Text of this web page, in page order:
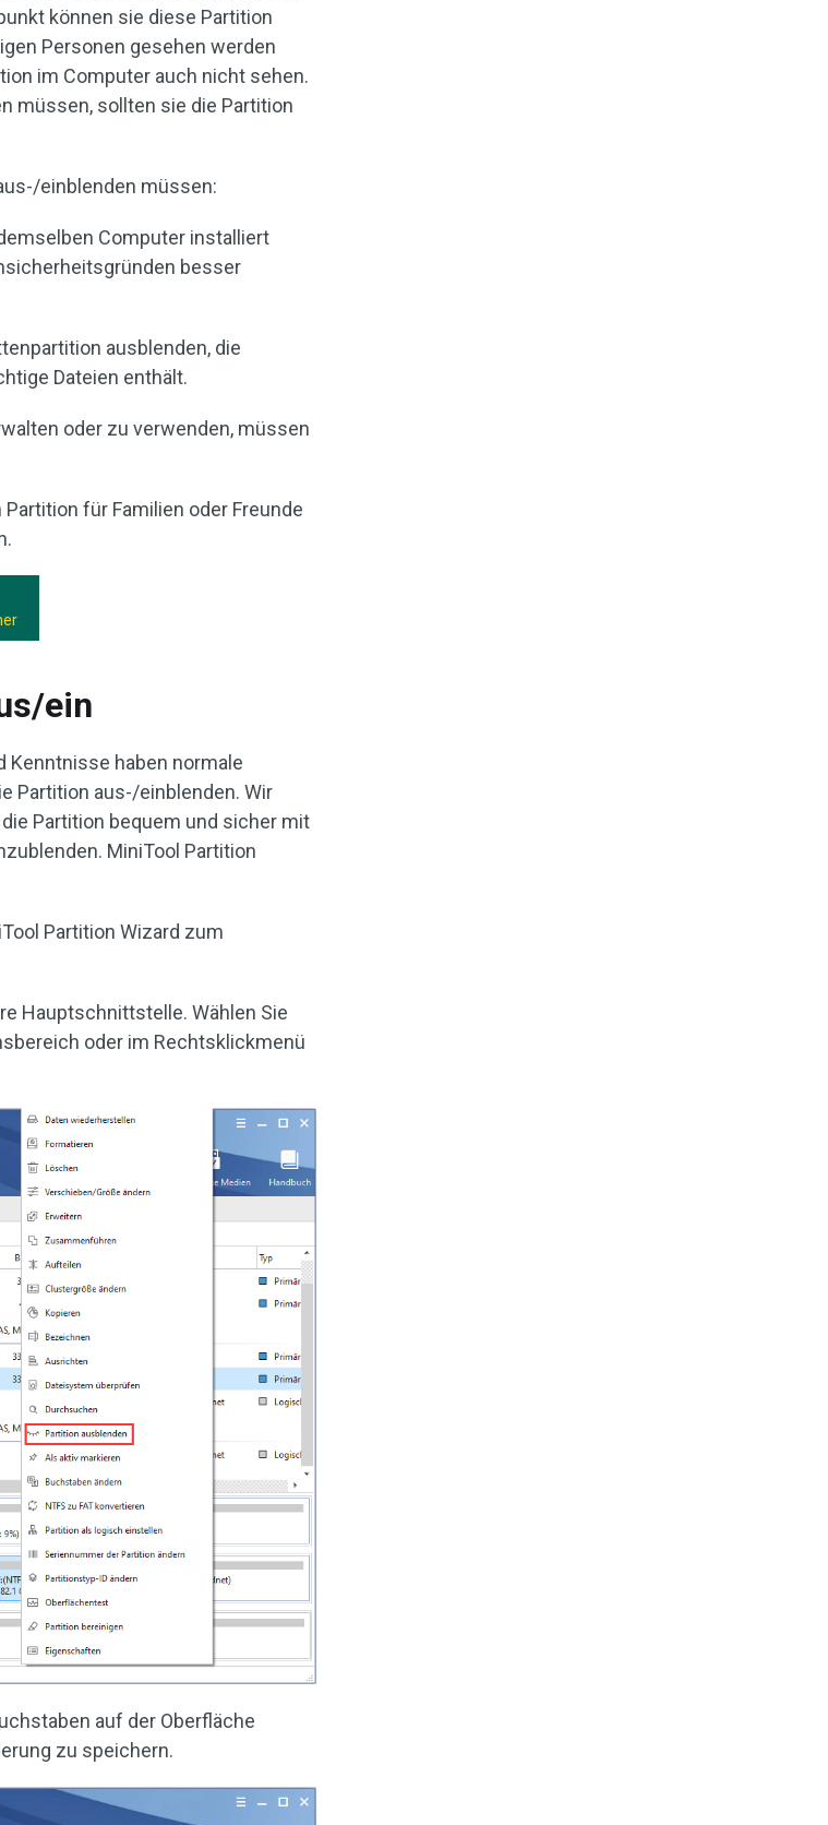
können sie diese Partition
Personen gesehen werden
im Computer auch nicht sehen.
müssen, sollten sie die Partition
einblenden müssen:
Computer installiert
besser
ausblenden, die
Dateien enthält.
oder zu verwenden, müssen
für Familien oder Freunde
ein
Kenntnisse haben normale
Partition aus-/einblenden. Wir
Partition bequem und sicher mit
MiniTool Partition
Partition Wizard zum
Hauptschnittstelle. Wählen Sie
oder im Rechtsklickmenü
auf der Oberfläche
zu speichern.